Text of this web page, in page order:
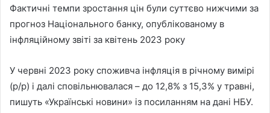
Фактичні темпи зростання цін були суттєво нижчими за
прогноз Національного банку, опублікованому в
інфляційному звіті за квітень 2023 року
У червні 2023 року споживча інфляція в річному вимірі
(р/р) і далі сповільнювалася – до 12,8% з 15,3% у травні,
пишуть «Українські новини» із посиланням на дані НБУ.